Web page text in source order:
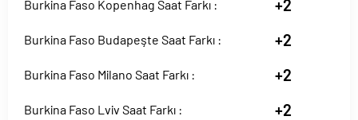
Burkina Faso Kopenhag Saat Farkı : +2
Burkina Faso Budapeşte Saat Farkı : +2
Burkina Faso Milano Saat Farkı : +2
Burkina Faso Lviv Saat Farkı : +2